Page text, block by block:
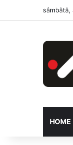
HOME